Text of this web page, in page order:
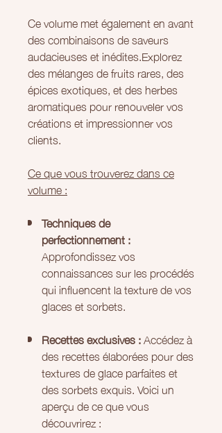
Ce volume met également en avant
des combinaisons de saveurs
audacieuses et inédites.Explorez
des mélanges de fruits rares, des
épices exotiques, et des herbes
aromatiques pour renouveler vos
créations et impressionner vos
clients.
Ce que vous trouverez dans ce
volume :
Techniques de
perfectionnement :
Approfondissez vos
connaissances sur les procédés
qui influencent la texture de vos
glaces et sorbets.
Recettes exclusives :Accédez à
des recettes élaborées pour des
textures de glace parfaites et
des sorbets exquis. Voici un
aperçu de ce que vous
découvrirez :